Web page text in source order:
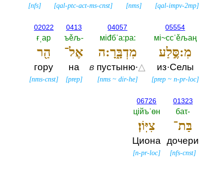
[qal-impv-2mp]
[nms]
[qal-ptc-act-ms-cnst]
[nfs]
05554
мi~ссˈěљаң
מִ:סֶּ֣לַע
из·Селы
[prep ~n-pr-loc]
04057
мiđбˈа:ра:‎
מִדְבָּ֑רָ:ה
в пустыню·△
[nms ~dir-he]
0413
ъěљ-‎
אֶל־
на
[prep]
02022
ғˌар
הַ֖ר
гору
[nms-cnst]
01323
баτ-‎
בַּת־
дочери
[nfs-cnst]
06726
цiйъˈөн
צִיּֽוֹן׃
Циона
[n-pr-loc]